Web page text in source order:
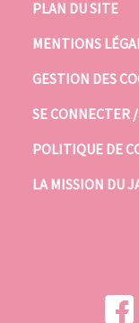
PLAN DU SITE
MENTIONS
GESTION DES
SE CONNECTER
POLITIQUE DE
LA MISSION DU